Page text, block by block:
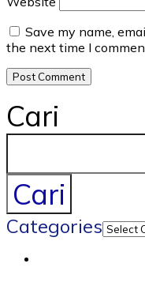
Save my name,
the next time I
Cari
Cari
Categories